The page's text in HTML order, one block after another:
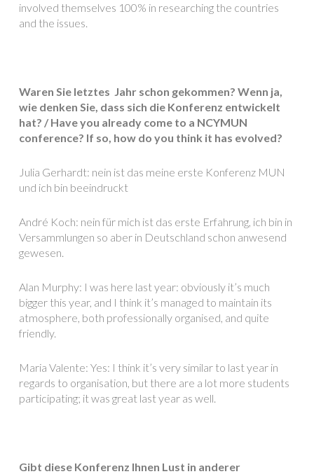
involved themselves 100% in researching the countries
and the issues.
Waren Sie letztes Jahr schon gekommen? Wenn ja,
wie denken Sie, dass sich die Konferenz entwickelt
hat? / Have you already come to a NCYMUN
conference? If so, how do you think it has evolved?
Julia Gerhardt: nein ist das meine erste Konferenz MUN
und ich bin beeindruckt
André Koch: nein für mich ist das erste Erfahrung, ich bin in
Versammlungen so aber in Deutschland schon anwesend
gewesen.
Alan Murphy: I was here last year: obviously it’s much
bigger this year, and I think it’s managed to maintain its
atmosphere, both professionally organised, and quite
friendly.
Maria Valente: Yes: I think it’s very similar to last year in
regards to organisation, but there are a lot more students
participating; it was great last year as well.
Gibt diese Konferenz Ihnen Lust in anderer